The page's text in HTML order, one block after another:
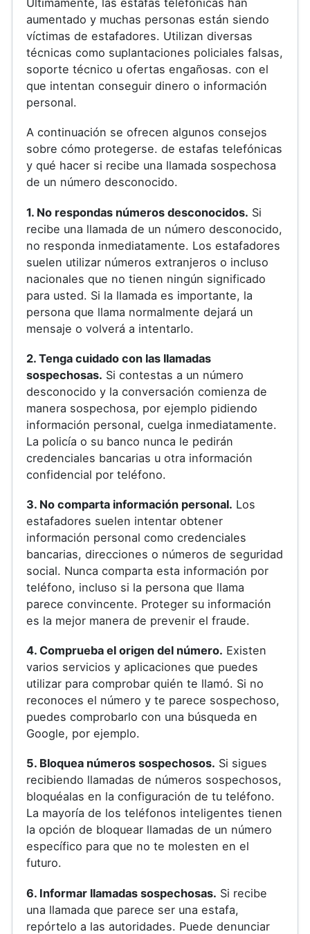
Últimamente, las estafas telefónicas han
aumentado y muchas personas están siendo
víctimas de estafadores. Utilizan diversas
técnicas como suplantaciones policiales falsas,
soporte técnico u ofertas engañosas. con el
que intentan conseguir dinero o información
personal.
A continuación se ofrecen algunos consejos
sobre cómo protegerse. de estafas telefónicas
y qué hacer si recibe una llamada sospechosa
de un número desconocido.
1. No respondas números desconocidos. Si
recibe una llamada de un número desconocido,
no responda inmediatamente. Los estafadores
suelen utilizar números extranjeros o incluso
nacionales que no tienen ningún significado
para usted. Si la llamada es importante, la
persona que llama normalmente dejará un
mensaje o volverá a intentarlo.
2. Tenga cuidado con las llamadas
sospechosas. Si contestas a un número
desconocido y la conversación comienza de
manera sospechosa, por ejemplo pidiendo
información personal, cuelga inmediatamente.
La policía o su banco nunca le pedirán
credenciales bancarias u otra información
confidencial por teléfono.
3. No comparta información personal. Los
estafadores suelen intentar obtener
información personal como credenciales
bancarias, direcciones o números de seguridad
social. Nunca comparta esta información por
teléfono, incluso si la persona que llama
parece convincente. Proteger su información
es la mejor manera de prevenir el fraude.
4. Comprueba el origen del número. Existen
varios servicios y aplicaciones que puedes
utilizar para comprobar quién te llamó. Si no
reconoces el número y te parece sospechoso,
puedes comprobarlo con una búsqueda en
Google, por ejemplo.
5. Bloquea números sospechosos. Si sigues
recibiendo llamadas de números sospechosos,
bloquéalas en la configuración de tu teléfono.
La mayoría de los teléfonos inteligentes tienen
la opción de bloquear llamadas de un número
específico para que no te molesten en el
futuro.
6. Informar llamadas sospechosas. Si recibe
una llamada que parece ser una estafa,
repórtelo a las autoridades. Puede denunciar